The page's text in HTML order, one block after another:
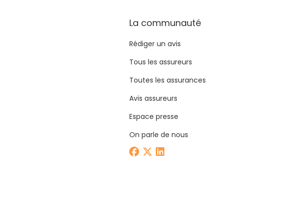
La communauté
Rédiger un avis
Tous les assureurs
Toutes les assurances
Avis assureurs
Espace presse
On parle de nous